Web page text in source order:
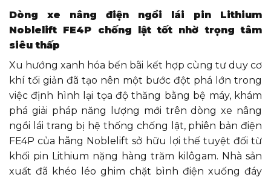
Dòng xe nâng điện ngồi lái pin Lithium
Noblelift FE4P chống lật tốt nhờ trọng tâm
siêu thấp
Xu hướng xanh hóa bến bãi kết hợp cùng tư duy cơ
khí tối giản đã tạo nên một bước đột phá lớn trong
việc định hình lại tọa độ thăng bằng bệ máy, khám
phá giải pháp năng lượng mới trên dòng xe nâng
ngồi lái trang bị hệ thống chống lật, phiên bản điện
FE4P của hãng Noblelift sở hữu lợi thế tuyệt đối từ
khối pin Lithium nặng hàng trăm kilôgam. Nhà sản
xuất đã khéo léo ghim chặt bình điện xuống đáy